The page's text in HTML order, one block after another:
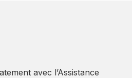
avec l’Assistance